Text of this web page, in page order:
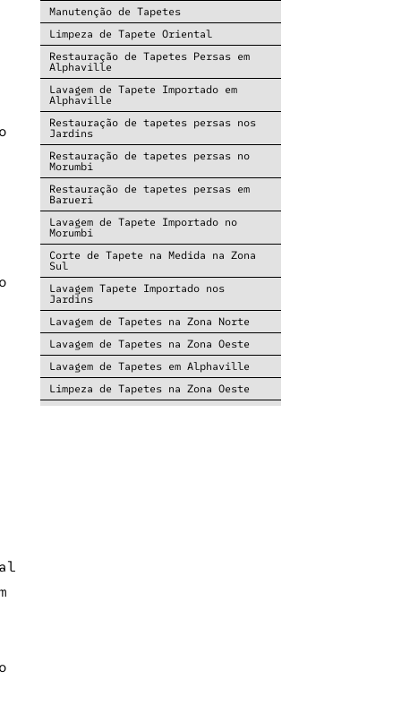
Manutenção de Tapetes
Limpeza de Tapete Oriental
Restauração de Tapetes Persas em
Alphaville
Lavagem de Tapete Importado em
Alphaville
Restauração de tapetes persas nos
Jardins
Restauração de tapetes persas no
Morumbi
Restauração de tapetes persas em
Barueri
Lavagem de Tapete Importado no
Morumbi
Corte de Tapete na Medida na Zona
Sul
Lavagem Tapete Importado nos
Jardins
Lavagem de Tapetes na Zona Norte
Lavagem de Tapetes na Zona Oeste
Lavagem de Tapetes em Alphaville
Limpeza de Tapetes na Zona Oeste